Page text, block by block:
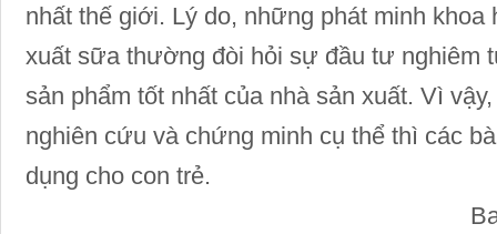
nhất thế giới. Lý do, những phát minh khoa
xuất sữa thường đòi hỏi sự đầu tư nghiêm
sản phẩm tốt nhất của nhà sản xuất. Vì
nghiên cứu và chứng minh cụ thể thì các
dụng cho con trẻ.